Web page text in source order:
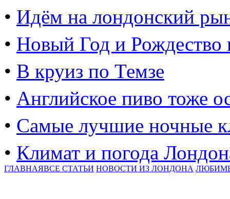
• Идём на лондонский
• Новый Год и Рождество
• В круиз по Темзе
• Английское пиво тоже
• Самые лучшие ночные
• Климат и погода
ГЛАВНАЯВСЕ СТАТЬИ НОВОСТИ ИЗ ЛОНДОНА